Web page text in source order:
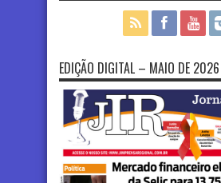
EDIÇÃO DIGITAL – MAIO DE 2026